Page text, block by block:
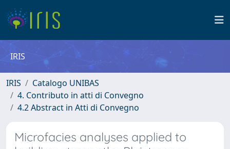
IRIS
IRIS
Catalogo UNIBAS
4. Contributo in atti di Convegno
4.2 Abstract in Atti di Convegno
Microfacies analyses applied to